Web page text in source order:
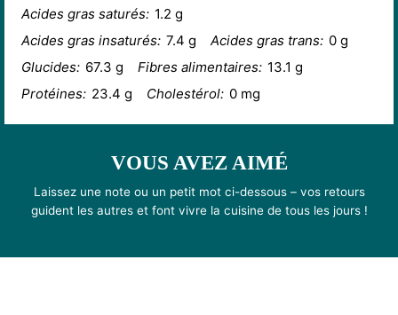
Acides gras saturés: 1.2 g
Acides gras insaturés: 7.4 g Acides gras trans: 0 g
Glucides: 67.3 g Fibres alimentaires: 13.1 g
Protéines: 23.4 g Cholestérol: 0 mg
VOUS AVEZ AIMÉ
Laissez une note ou un petit mot ci-dessous – vos retours
guident les autres et font vivre la cuisine de tous les jours !